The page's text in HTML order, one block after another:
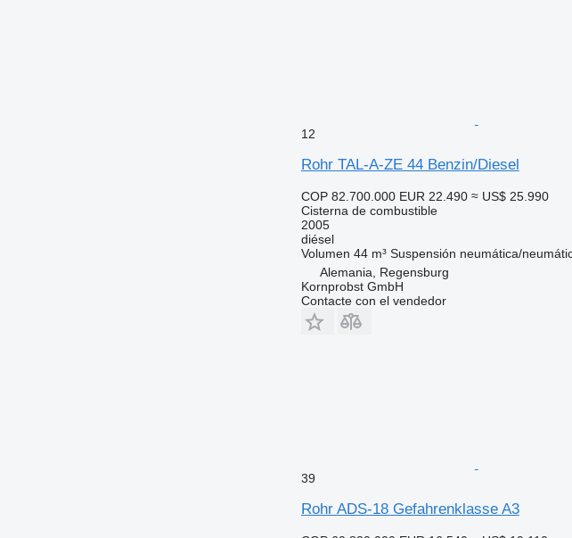
12
Rohr TAL-A-ZE 44 Benzin/Diesel
COP 82.700.000 EUR 22.490 ≈ US$ 25.990
Cisterna de combustible
2005
diésel
Volumen 44 m³ Suspensión neumática/
Alemania, Regensburg
Kornprobst GmbH
Contacte con el vendedor
39
Rohr ADS-18 Gefahrenklasse A3